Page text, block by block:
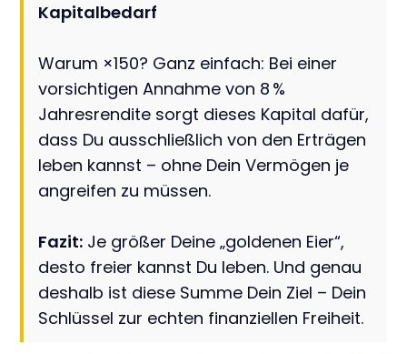
Kapitalbedarf
Warum ×150? Ganz einfach: Bei einer
vorsichtigen Annahme von 8 %
Jahresrendite sorgt dieses Kapital dafür,
dass Du ausschließlich von den Erträgen
leben kannst – ohne Dein Vermögen je
angreifen zu müssen.
Fazit: Je größer Deine „goldenen Eier“,
desto freier kannst Du leben. Und genau
deshalb ist diese Summe Dein Ziel – Dein
Schlüssel zur echten finanziellen Freiheit.